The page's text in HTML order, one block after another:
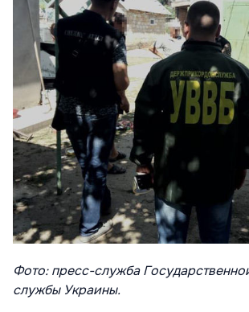
Фото: пресс-служба
службы Украины.